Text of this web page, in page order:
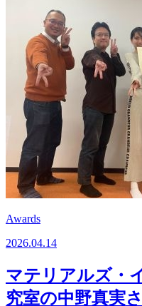
Awards
2026.04.14
マテリアルズ・
究室の中野真実